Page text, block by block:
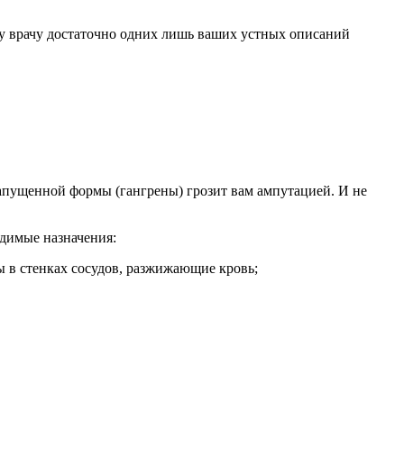
врачу достаточно одних лишь ваших устных описаний
формы (гангрены) грозит вам ампутацией. И не
назначения:
в стенках сосудов, разжижающие кровь;